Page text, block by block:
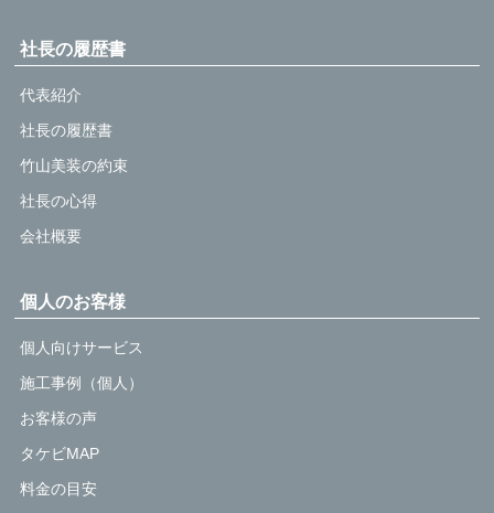
社長の履歴書
代表紹介
社長の履歴書
竹山美装の約束
社長の心得
会社概要
個人のお客様
個人向けサービス
施工事例（個人）
お客様の声
タケビMAP
料金の目安